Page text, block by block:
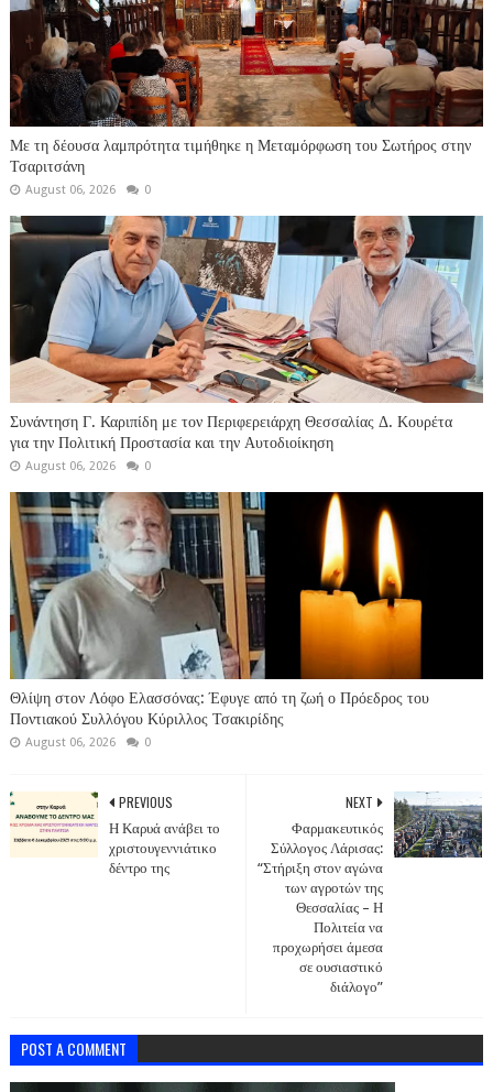
Με τη δέουσα λαμπρότητα τιμήθηκε η Μεταμόρφωση του Σωτήρος στην
Τσαριτσάνη
August 06, 2026 0
Συνάντηση Γ. Καριπίδη με τον Περιφερειάρχη Θεσσαλίας Δ. Κουρέτα
για την Πολιτική Προστασία και την Αυτοδιοίκηση
August 06, 2026 0
Θλίψη στον Λόφο Ελασσόνας: Έφυγε από τη ζωή ο Πρόεδρος του
Ποντιακού Συλλόγου Κύριλλος Τσακιρίδης
August 06, 2026 0
NEXT
Φαρμακευτικός
Σύλλογος Λάρισας:
“Στήριξη στον αγώνα
των αγροτών της
Θεσσαλίας – Η
Πολιτεία να
προχωρήσει άμεσα
σε ουσιαστικό
διάλογο”
PREVIOUS
Η Καρυά ανάβει το
χριστουγεννιάτικο
δέντρο της
POST A COMMENT